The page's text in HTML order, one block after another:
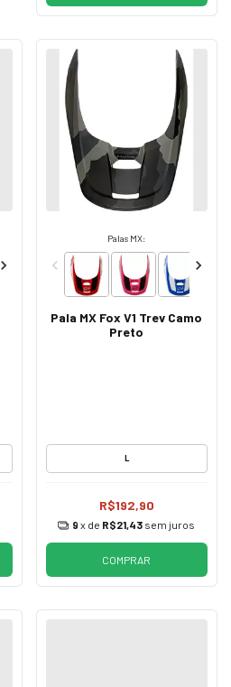
Palas MX:
Pala MX Fox V1 Trev Camo
Preto
L
R$192,90
9 x de R$21,43 sem juros
COMPRAR